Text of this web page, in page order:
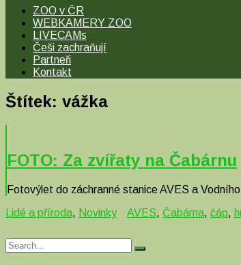
ZOO v ČR
WEBKAMERY ZOO
LIVECAMs
Češi zachraňují
Partneři
Kontakt
Štítek: vážka
FOTO: Za zvířaty na Čabárnu
Fotovýlet do záchranné stanice AVES a
Lidé a příroda, Novinky AVES, Čabárna, čáp,
Search
for:
Search